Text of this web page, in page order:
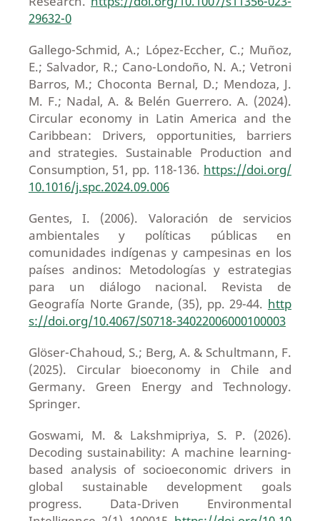
29632-0
Gallego-Schmid, A.; López-Eccher, C.; Muñoz,
E.; Salvador, R.; Cano-Londoño, N. A.; Vetroni
Barros, M.; Choconta Bernal, D.; Mendoza, J.
M. F.; Nadal, A. & Belén Guerrero. A. (2024).
Circular economy in Latin America and the
Caribbean: Drivers, opportunities, barriers
and strategies. Sustainable Production and
Consumption, 51, pp. 118-136. https://doi.org/
10.1016/j.spc.2024.09.006
Gentes, I. (2006). Valoración de servicios
ambientales y políticas públicas en
comunidades indígenas y campesinas en los
países andinos: Metodologías y estrategias
para un diálogo nacional. Revista de
Geografía Norte Grande, (35), pp. 29-44. http
s://doi.org/10.4067/S0718-34022006000100003
Glöser-Chahoud, S.; Berg, A. & Schultmann, F.
(2025). Circular bioeconomy in Chile and
Germany. Green Energy and Technology.
Springer.
Goswami, M. & Lakshmipriya, S. P. (2026).
Decoding sustainability: A machine learning-
based analysis of socioeconomic drivers in
global sustainable development goals
progress. Data-Driven Environmental